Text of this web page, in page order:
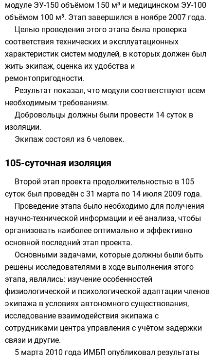
модуле ЭУ-150 объёмом 150 м³ и медицинском ЭУ-100
объёмом 100 м³. Этап завершился в ноябре 2007 года.
Целью проведения этого этапа была проверка
соответствия технических и эксплуатационных
характеристик систем модулей, в которых должен был
жить экипаж, оценка их удобства и
ремонтопригодности.
Результат показал, что модули соответствуют всем
необходимым требованиям.
Добровольцы должны были провести 14 суток в
изоляции.
Экипаж состоял из 6 человек.
105-суточная изоляция
Второй этап проекта продолжительностью в 105
суток был проведён с 31 марта по 14 июля 2009 года.
Проведение этапа было необходимо для получения
научно-технической информации и её анализа, чтобы
организовать наиболее оптимально и эффективно
основной последний этап проекта.
Основными задачами, которые должны были быть
решены исследователями в ходе выполнения этого
этапа, являлись: изучение особенностей
физиологической и психологической адаптации членов
экипажа в условиях автономного существования,
исследование взаимодействия экипажа с
сотрудниками центра управления с учётом задержки
связи и другие.
5 марта 2010 года ИМБП опубликовал результаты